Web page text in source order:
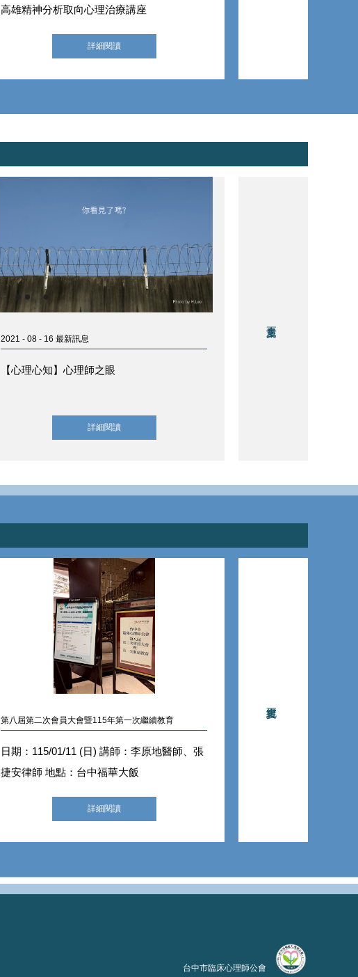
高雄精神分析取向心理治療講座
詳細閱讀
2021 - 08 - 16 最新訊息
【心理心知】心理師之眼
詳細閱讀
第八屆第二次會員大會暨115年第一次繼續教育
日期：115/01/11 (日) 講師：李原地醫師、張
捷安律師 地點：台中福華大飯
詳細閱讀
台中市臨床心理師公會